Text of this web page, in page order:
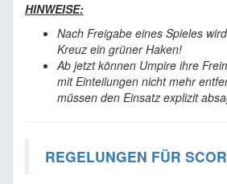
HINWEISE:
Nach Freigabe eines Spieles
Kreuz ein grüner Haken!
Ab jetzt können Umpire ihre
mit Einteilungen nicht mehr
müssen den Einsatz explizit
REGELUNGEN FÜR